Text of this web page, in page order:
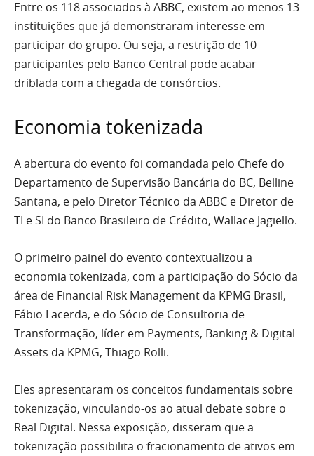
Entre os 118 associados à ABBC, existem ao menos 13
instituições que já demonstraram interesse em
participar do grupo. Ou seja, a restrição de 10
participantes pelo Banco Central pode acabar
driblada com a chegada de consórcios.
Economia tokenizada
A abertura do evento foi comandada pelo Chefe do
Departamento de Supervisão Bancária do BC, Belline
Santana, e pelo Diretor Técnico da ABBC e Diretor de
TI e SI do Banco Brasileiro de Crédito, Wallace Jagiello.
O primeiro painel do evento contextualizou a
economia tokenizada, com a participação do Sócio da
área de Financial Risk Management da KPMG Brasil,
Fábio Lacerda, e do Sócio de Consultoria de
Transformação, líder em Payments, Banking & Digital
Assets da KPMG, Thiago Rolli.
Eles apresentaram os conceitos fundamentais sobre
tokenização, vinculando-os ao atual debate sobre o
Real Digital. Nessa exposição, disseram que a
tokenização possibilita o fracionamento de ativos em